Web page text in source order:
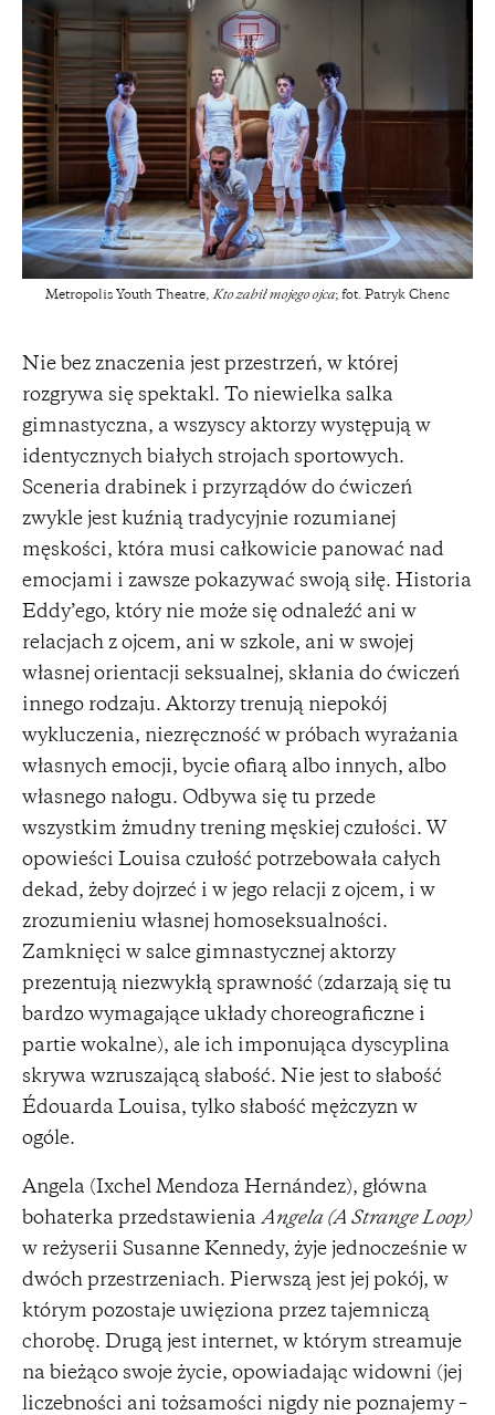
Metropolis Youth Theatre, Kto zabił mojego ojca; fot. Patryk Chenc
Nie bez znaczenia jest przestrzeń, w której
rozgrywa się spektakl. To niewielka salka
gimnastyczna, a wszyscy aktorzy występują w
identycznych białych strojach sportowych.
Sceneria drabinek i przyrządów do ćwiczeń
zwykle jest kuźnią tradycyjnie rozumianej
męskości, która musi całkowicie panować nad
emocjami i zawsze pokazywać swoją siłę. Historia
Eddy’ego, który nie może się odnaleźć ani w
relacjach z ojcem, ani w szkole, ani w swojej
własnej orientacji seksualnej, skłania do ćwiczeń
innego rodzaju. Aktorzy trenują niepokój
wykluczenia, niezręczność w próbach wyrażania
własnych emocji, bycie ofiarą albo innych, albo
własnego nałogu. Odbywa się tu przede
wszystkim żmudny trening męskiej czułości. W
opowieści Louisa czułość potrzebowała całych
dekad, żeby dojrzeć i w jego relacji z ojcem, i w
zrozumieniu własnej homoseksualności.
Zamknięci w salce gimnastycznej aktorzy
prezentują niezwykłą sprawność (zdarzają się tu
bardzo wymagające układy choreograficzne i
partie wokalne), ale ich imponująca dyscyplina
skrywa wzruszającą słabość. Nie jest to słabość
Édouarda Louisa, tylko słabość mężczyzn w
ogóle.
Angela (Ixchel Mendoza Hernández), główna
bohaterka przedstawienia Angela (A Strange Loop)
w reżyserii Susanne Kennedy, żyje jednocześnie w
dwóch przestrzeniach. Pierwszą jest jej pokój, w
którym pozostaje uwięziona przez tajemniczą
chorobę. Drugą jest internet, w którym streamuje
na bieżąco swoje życie, opowiadając widowni (jej
liczebności ani tożsamości nigdy nie poznajemy –